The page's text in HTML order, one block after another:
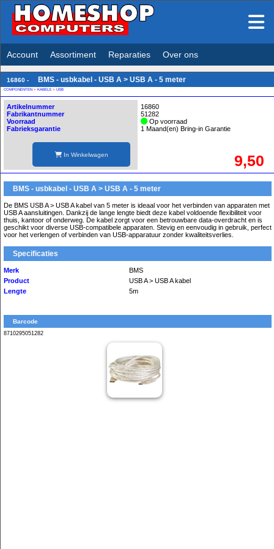
Account Assortiment Reparaties Over ons
16860 - BMS - usbkabel - USB A > USB A - 5 meter
COMPONENTEN > KABELS > USB
Artikelnummer
Fabrikantnummer
Voorraad
Fabrieksgarantie
In Winkelwagen
16860
51282
Op voorraad
1 Maand(en) Bring-in Garantie
9,50
BMS - usbkabel - USB A > USB A - 5 meter
De BMS USB A > USB A kabel van 5 meter is ideaal voor het verbinden van apparaten met
USB A aansluitingen. Dankzij de lange lengte biedt deze kabel voldoende flexibiliteit voor
thuis, kantoor of onderweg. De kabel zorgt voor een betrouwbare data-overdracht en is
geschikt voor diverse USB-compatibele apparaten. Stevig en eenvoudig in gebruik, perfect
voor het verlengen of verbinden van USB-apparatuur zonder kwaliteitsverlies.
Specificaties
Merk
BMS
Product
USB A > USB A kabel
Lengte
5m
Barcode
8710295051282